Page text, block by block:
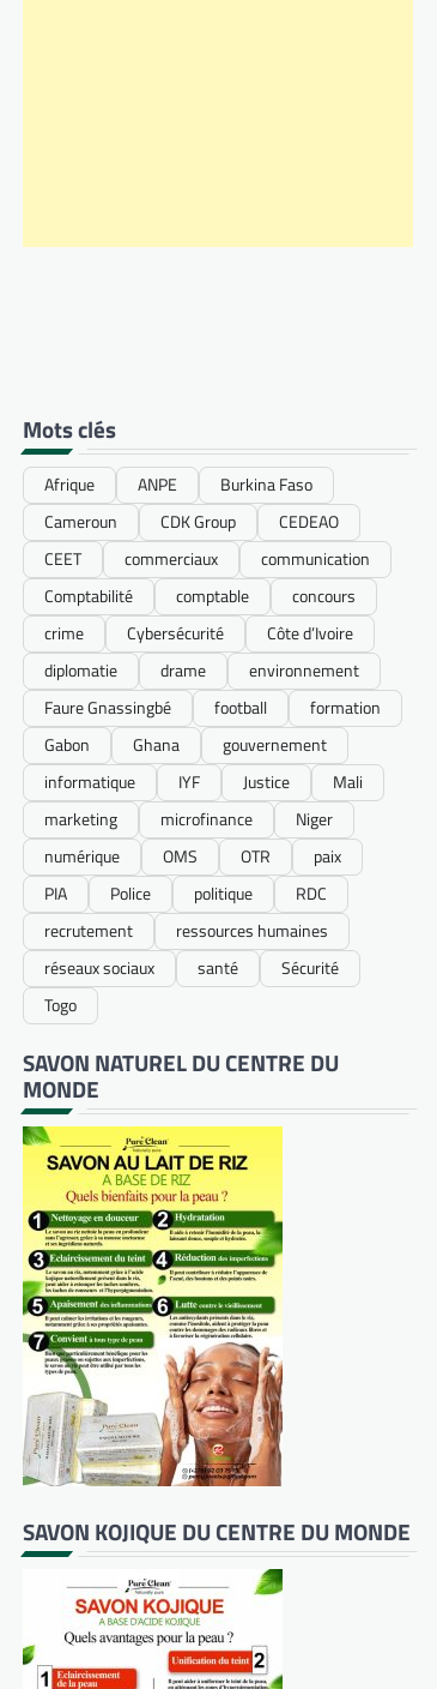
Mots clés
Afrique ANPE
Burkina Faso
Cameroun
CDK Group
CEDEAO
CEET
commerciaux
communication
Comptabilité
comptable
concours
crime
Cybersécurité
Côte d’Ivoire
diplomatie
drame
environnement
Faure Gnassingbé
football
formation
Gabon
Ghana
gouvernement
informatique
IYF Justice
Mali
marketing
microfinance
Niger
numérique
OMS OTR
paix
PIA
Police politique
RDC
recrutement
ressources humaines
réseaux sociaux
santé
Sécurité
Togo
SAVON NATUREL DU CENTRE DU
MONDE
SAVON KOJIQUE DU CENTRE DU MONDE